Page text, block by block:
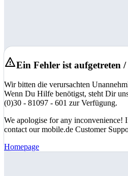
Ein Fehler ist aufgetreten
Wir bitten die verursachten
Wenn Du Hilfe benötigst, steht Dir
(0)30 - 81097 - 601 zur Verfügung.
We apologise for any inconvenience!
contact our mobile.de Customer
Homepage